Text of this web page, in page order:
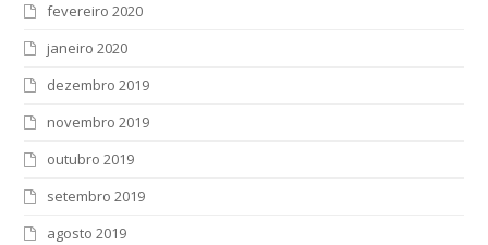
fevereiro 2020
janeiro 2020
dezembro 2019
novembro 2019
outubro 2019
setembro 2019
agosto 2019